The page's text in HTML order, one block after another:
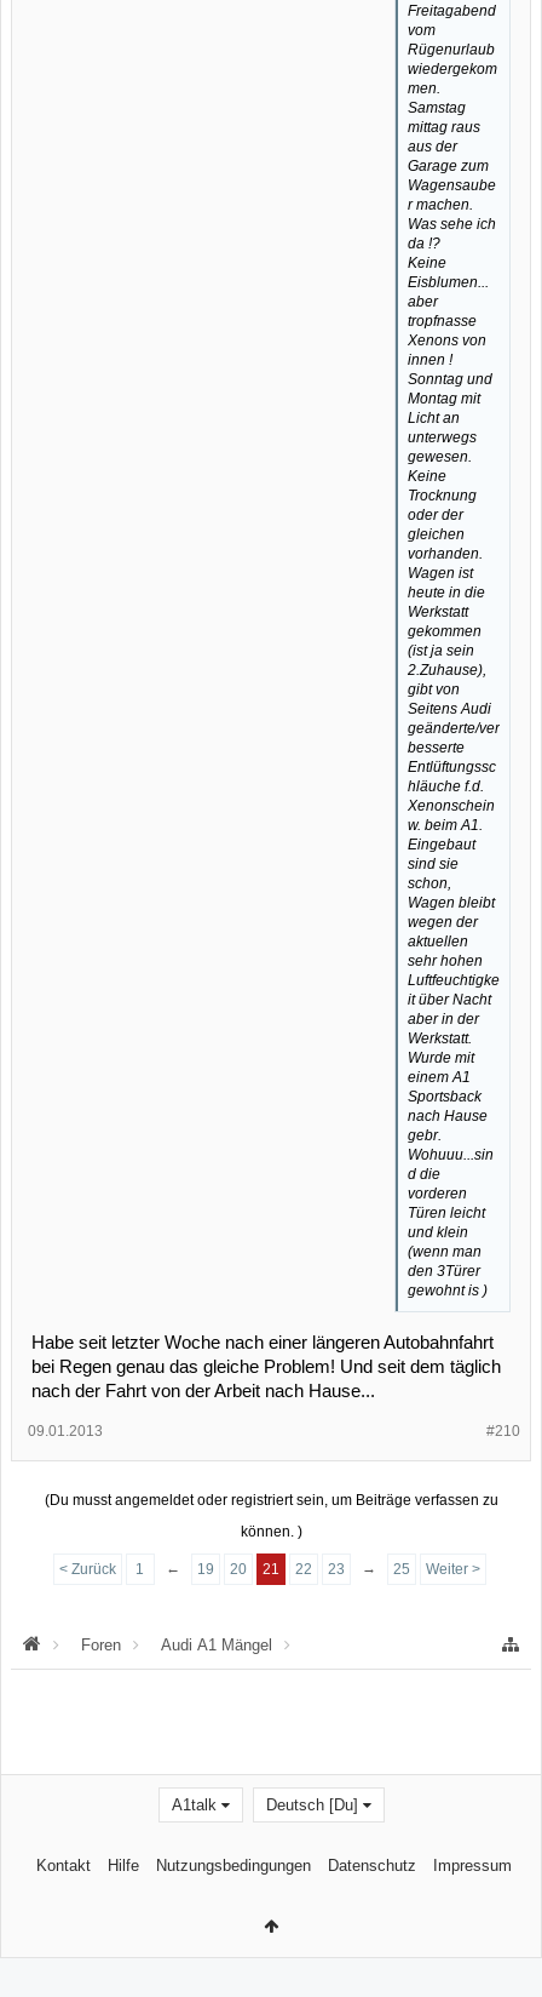
Freitagabend
vom
Rügenurlaub
wiedergekom
men.
Samstag
mittag raus
aus der
Garage zum
Wagensaube
r machen.
Was sehe ich
da !?
Keine
Eisblumen...
aber
tropfnasse
Xenons von
innen !
Sonntag und
Montag mit
Licht an
unterwegs
gewesen.
Keine
Trocknung
oder der
gleichen
vorhanden.
Wagen ist
heute in die
Werkstatt
gekommen
(ist ja sein
2.Zuhause),
gibt von
Seitens Audi
geänderte/ver
besserte
Entlüftungssc
hläuche f.d.
Xenonschein
w. beim A1.
Eingebaut
sind sie
schon,
Wagen bleibt
wegen der
aktuellen
sehr hohen
Luftfeuchtigke
it über Nacht
aber in der
Werkstatt.
Wurde mit
einem A1
Sportsback
nach Hause
gebr.
Wohuuu...sin
d die
vorderen
Türen leicht
und klein
(wenn man
den 3Türer
gewohnt is )
Habe seit letzter Woche nach einer längeren Autobahnfahrt
bei Regen genau das gleiche Problem! Und seit dem täglich
nach der Fahrt von der Arbeit nach Hause...
#210
09.01.2013
(Du musst angemeldet oder registriert sein, um Beiträge verfassen zu
können. )
< Zurück 1 ← 19 20 21 22 23 → 25 Weiter >
Foren Audi A1 Mängel
A1talk Deutsch [Du]
Kontakt Hilfe Nutzungsbedingungen Datenschutz Impressum